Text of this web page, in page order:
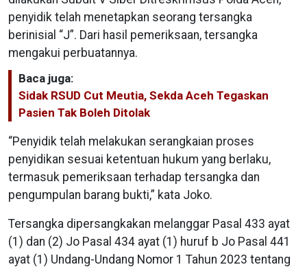
penyidik telah menetapkan seorang tersangka
berinisial “J”. Dari hasil pemeriksaan, tersangka
mengakui perbuatannya.
Baca juga:
Sidak RSUD Cut Meutia, Sekda Aceh Tegaskan
Pasien Tak Boleh Ditolak
“Penyidik telah melakukan serangkaian proses
penyidikan sesuai ketentuan hukum yang berlaku,
termasuk pemeriksaan terhadap tersangka dan
pengumpulan barang bukti,” kata Joko.
Tersangka dipersangkakan melanggar Pasal 433 ayat
(1) dan (2) Jo Pasal 434 ayat (1) huruf b Jo Pasal 441
ayat (1) Undang-Undang Nomor 1 Tahun 2023 tentang